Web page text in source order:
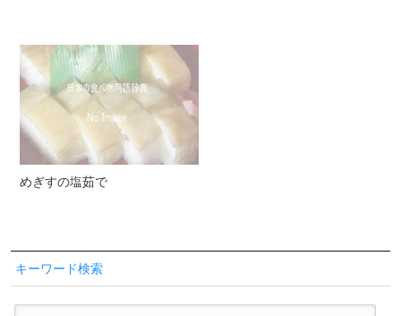
めぎすの塩茹で
キーワード検索